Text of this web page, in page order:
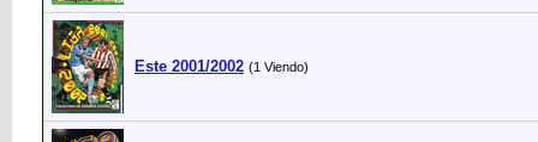
Este 2001/2002 (1 Viendo)